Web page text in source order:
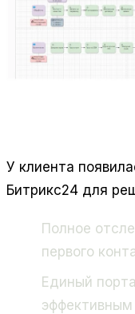
У клиента
Битрикс24 для
Полное
первого
Единый